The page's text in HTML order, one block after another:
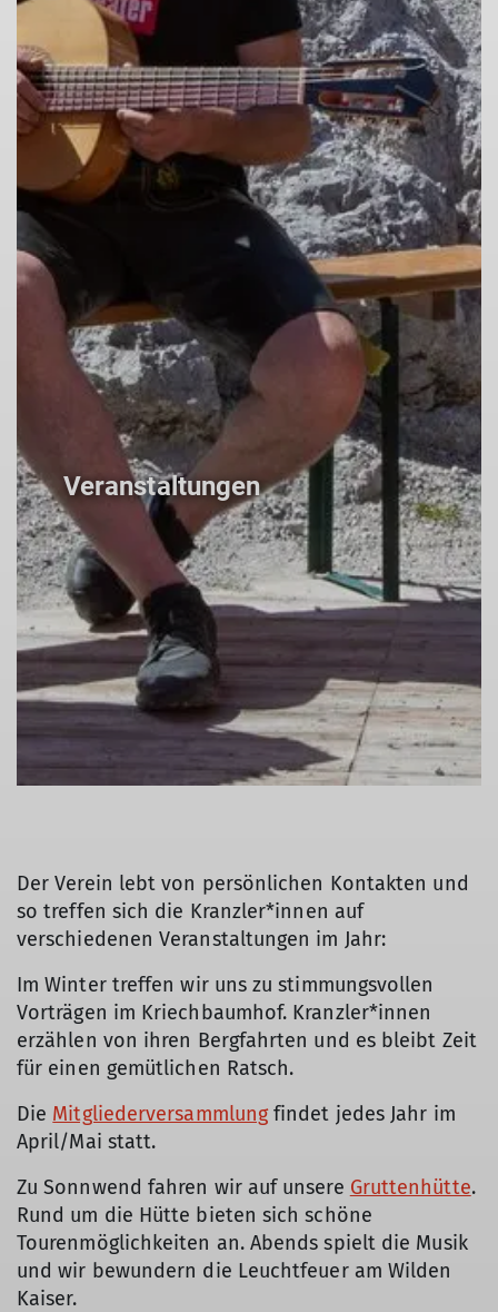
Veranstaltungen
Der Verein lebt von persönlichen Kontakten und
so treffen sich die Kranzler*innen auf
verschiedenen Veranstaltungen im Jahr:
Im Winter treffen wir uns zu stimmungsvollen
Vorträgen im Kriechbaumhof. Kranzler*innen
erzählen von ihren Bergfahrten und es bleibt Zeit
für einen gemütlichen Ratsch.
Die Mitgliederversammlungfindet jedes Jahr im
April/Mai statt.
Zu Sonnwend fahren wir auf unsere Gruttenhütte.
Rund um die Hütte bieten sich schöne
Tourenmöglichkeiten an. Abends spielt die Musik
und wir bewundern die Leuchtfeuer am Wilden
Kaiser.